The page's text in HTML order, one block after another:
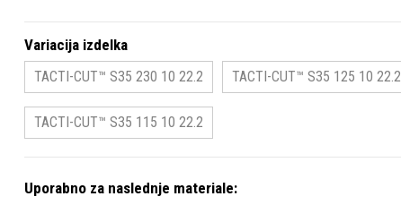
Variacija izdelka
TACTI-CUT™ S35 230 10 22.2 TACTI-CUT™ S35 125 10 22.2
TACTI-CUT™ S35 115 10 22.2
Uporabno za naslednje materiale: